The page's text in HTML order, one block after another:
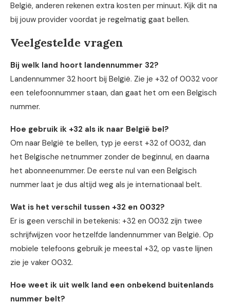
België, anderen rekenen extra kosten per minuut. Kijk dit na
bij jouw provider voordat je regelmatig gaat bellen.
Veelgestelde vragen
Bij welk land hoort landennummer 32?
Landennummer 32 hoort bij België. Zie je +32 of 0032 voor
een telefoonnummer staan, dan gaat het om een Belgisch
nummer.
Hoe gebruik ik +32 als ik naar België bel?
Om naar België te bellen, typ je eerst +32 of 0032, dan
het Belgische netnummer zonder de beginnul, en daarna
het abonneenummer. De eerste nul van een Belgisch
nummer laat je dus altijd weg als je internationaal belt.
Wat is het verschil tussen +32 en 0032?
Er is geen verschil in betekenis: +32 en 0032 zijn twee
schrijfwijzen voor hetzelfde landennummer van België. Op
mobiele telefoons gebruik je meestal +32, op vaste lijnen
zie je vaker 0032.
Hoe weet ik uit welk land een onbekend buitenlands
nummer belt?